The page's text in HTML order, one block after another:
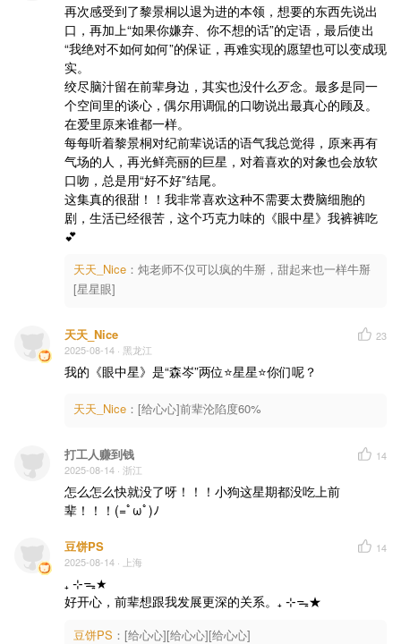
再次感受到了黎景桐以退为进的本领，想要的东西先说出
口，再加上“如果你嫌弃、你不想的话”的定语，最后使出
“我绝对不如何如何”的保证，再难实现的愿望也可以变成现
实。
绞尽脑汁留在前辈身边，其实也没什么歹念。最多是同一
个空间里的谈心，偶尔用调侃的口吻说出最真心的顾及。
在爱里原来谁都一样。
每每听着黎景桐对纪前辈说话的语气我总觉得，原来再有
气场的人，再光鲜亮丽的巨星，对着喜欢的对象也会放软
口吻，总是用“好不好”结尾。
这集真的很甜！！我非常喜欢这种不需要太费脑细胞的
剧，生活已经很苦，这个巧克力味的《眼中星》我裤裤吃
💕
天天_Nice ： 炖老师不仅可以疯的牛掰，甜起来也一样牛掰
[星星眼]
天天_Nice
2025-08-14 · 黑龙江
23
我的《眼中星》是“森岑”两位⭐星星⭐你们呢？
天天_Nice ： [给心心]前辈沦陷度60%
打工人赚到钱
2025-08-14 · 浙江
14
怎么怎么快就没了呀！！！小狗这星期都没吃上前
辈！！！(=ﾟωﾟ)ﾉ
豆饼PS
2025-08-14 · 上海
14
₊ ⊹ᯓ★
好开心，前辈想跟我发展更深的关系。₊ ⊹ᯓ★
豆饼PS ： [给心心][给心心][给心心]